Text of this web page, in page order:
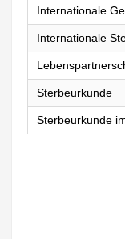
Internationale
Internationale
Sterbeurkunde
Sterbeurkunde